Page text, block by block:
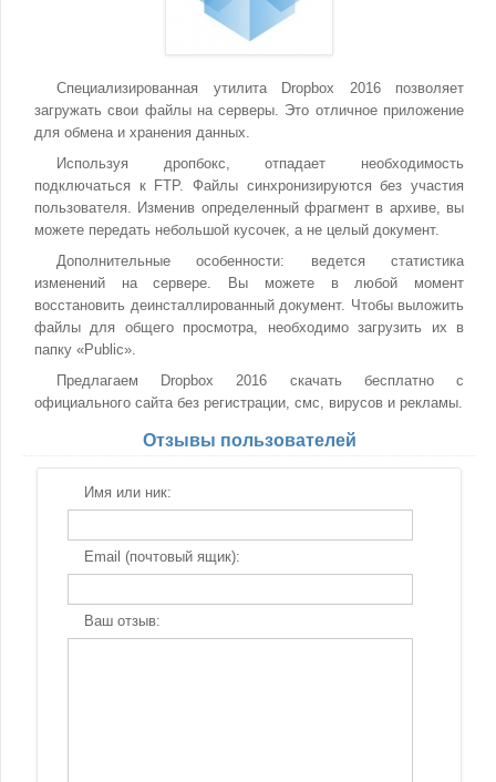
Специализированная утилита Dropbox 2016 позволяет
загружать свои файлы на серверы. Это отличное приложение
для обмена и хранения данных.
Используя дропбокс, отпадает необходимость
подключаться к FTP. Файлы синхронизируются без участия
пользователя. Изменив определенный фрагмент в архиве, вы
можете передать небольшой кусочек, а не целый документ.
Дополнительные особенности: ведется статистика
изменений на сервере. Вы можете в любой момент
восстановить деинсталлированный документ. Чтобы выложить
файлы для общего просмотра, необходимо загрузить их в
папку «Public».
Предлагаем Dropbox 2016 скачать бесплатно с
официального сайта без регистрации, смс, вирусов и рекламы.
Отзывы пользователей
Имя или ник:
Email (почтовый ящик):
Ваш отзыв: